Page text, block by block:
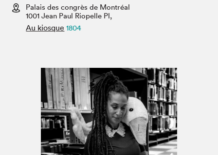
Espace médias
Palais des congrès de Montréal
1001 Jean Paul Riopelle Pl,
Au kiosque 1804